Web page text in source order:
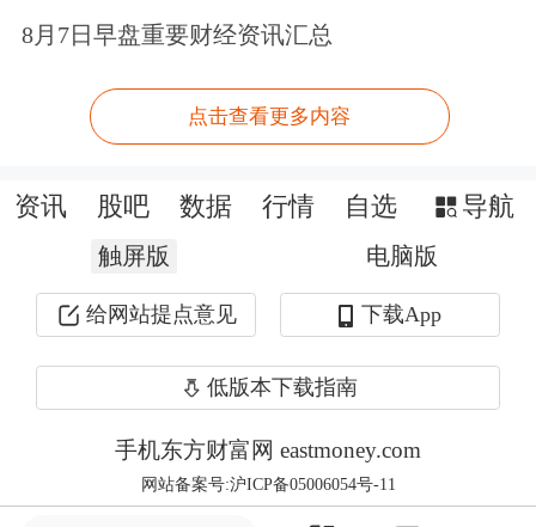
人不必强行按“失灵”的价格买卖股票，
时间上也更为从容。
深圳市前海排排网基金销售有限责任公
司公募产品运营曾方芳表示，此举旨在
避免因规则僵化导致部分持有人利益受
损，充分体现了基金管理人保护全体基
金份额持有人的责任意识。
专家建议着眼长期配置
8月7日早盘重要财经资讯汇总
点击查看更多内容
资讯 股吧 数据 行情 自选 导航
触屏版 电脑版
给网站提点意见 下载App
低版本下载指南
手机东方财富网 eastmoney.com
网站备案号:沪ICP备05006054号-11